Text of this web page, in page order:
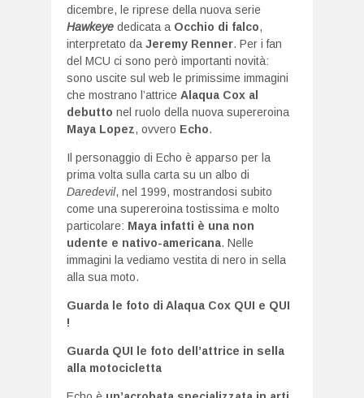
dicembre, le riprese della nuova serie
Hawkeye dedicata a Occhio di falco,
interpretato da Jeremy Renner. Per i fan
del MCU ci sono però importanti novità:
sono uscite sul web le primissime immagini
che mostrano l’attrice Alaqua Cox al
debutto nel ruolo della nuova supereroina
Maya Lopez, ovvero Echo.
Il personaggio di Echo è apparso per la
prima volta sulla carta su un albo di
Daredevil, nel 1999, mostrandosi subito
come una supereroina tostissima e molto
particolare: Maya infatti è una non
udente e nativo-americana. Nelle
immagini la vediamo vestita di nero in sella
alla sua moto.
Guarda le foto di Alaqua Cox QUI e QUI
!
Guarda QUI le foto dell’attrice in sella
alla motocicletta